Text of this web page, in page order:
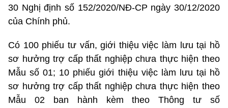
30 Nghị định số 152/2020/NĐ-CP ngày 30/12/2020
của Chính phủ.
Có 100 phiếu tư vấn, giới thiệu việc làm lưu tại hồ
sơ hưởng trợ cấp thất nghiệp chưa thực hiện theo
Mẫu số 01; 10 phiếu giới thiệu việc làm lưu tại hồ
sơ hưởng trợ cấp thất nghiệp chưa thực hiện theo
Mẫu 02 ban hành kèm theo Thông tư số